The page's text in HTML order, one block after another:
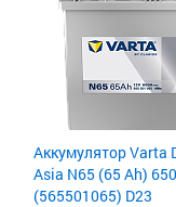
Аккумулятор Varta
Asia N65 (65 Ah)
(565501065) D23